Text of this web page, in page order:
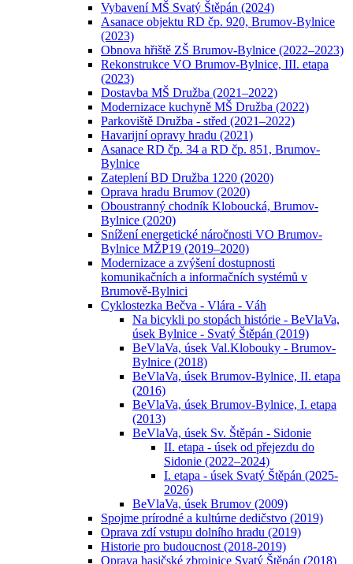
Vybavení MŠ Svatý Štěpán (2024)
Asanace objektu RD čp. 920, Brumov-Bylnice
(2023)
Obnova hřiště ZŠ Brumov-Bylnice (2022–2023)
Rekonstrukce VO Brumov-Bylnice, III. etapa
(2023)
Dostavba MŠ Družba (2021–2022)
Modernizace kuchyně MŠ Družba (2022)
Parkoviště Družba - střed (2021–2022)
Havarijní opravy hradu (2021)
Asanace RD čp. 34 a RD čp. 851, Brumov-
Bylnice
Zateplení BD Družba 1220 (2020)
Oprava hradu Brumov (2020)
Oboustranný chodník Kloboucká, Brumov-
Bylnice (2020)
Snížení energetické náročnosti VO Brumov-
Bylnice MŽP19 (2019–2020)
Modernizace a zvýšení dostupnosti
komunikačních a informačních systémů v
Brumově-Bylnici
Cyklostezka Bečva - Vlára - Váh
Na bicykli po stopách histórie - BeVlaVa,
úsek Bylnice - Svatý Štěpán (2019)
BeVlaVa, úsek Val.Klobouky - Brumov-
Bylnice (2018)
BeVlaVa, úsek Brumov-Bylnice, II. etapa
(2016)
BeVlaVa, úsek Brumov-Bylnice, I. etapa
(2013)
BeVlaVa, úsek Sv. Štěpán - Sidonie
II. etapa - úsek od přejezdu do
Sidonie (2022–2024)
I. etapa - úsek Svatý Štěpán (2025-
2026)
BeVlaVa, úsek Brumov (2009)
Spojme prírodné a kultúrne dedičstvo (2019)
Oprava zdí vstupu dolního hradu (2019)
Historie pro budoucnost (2018-2019)
Oprava hasičské zbrojnice Svatý Štěpán (2018)